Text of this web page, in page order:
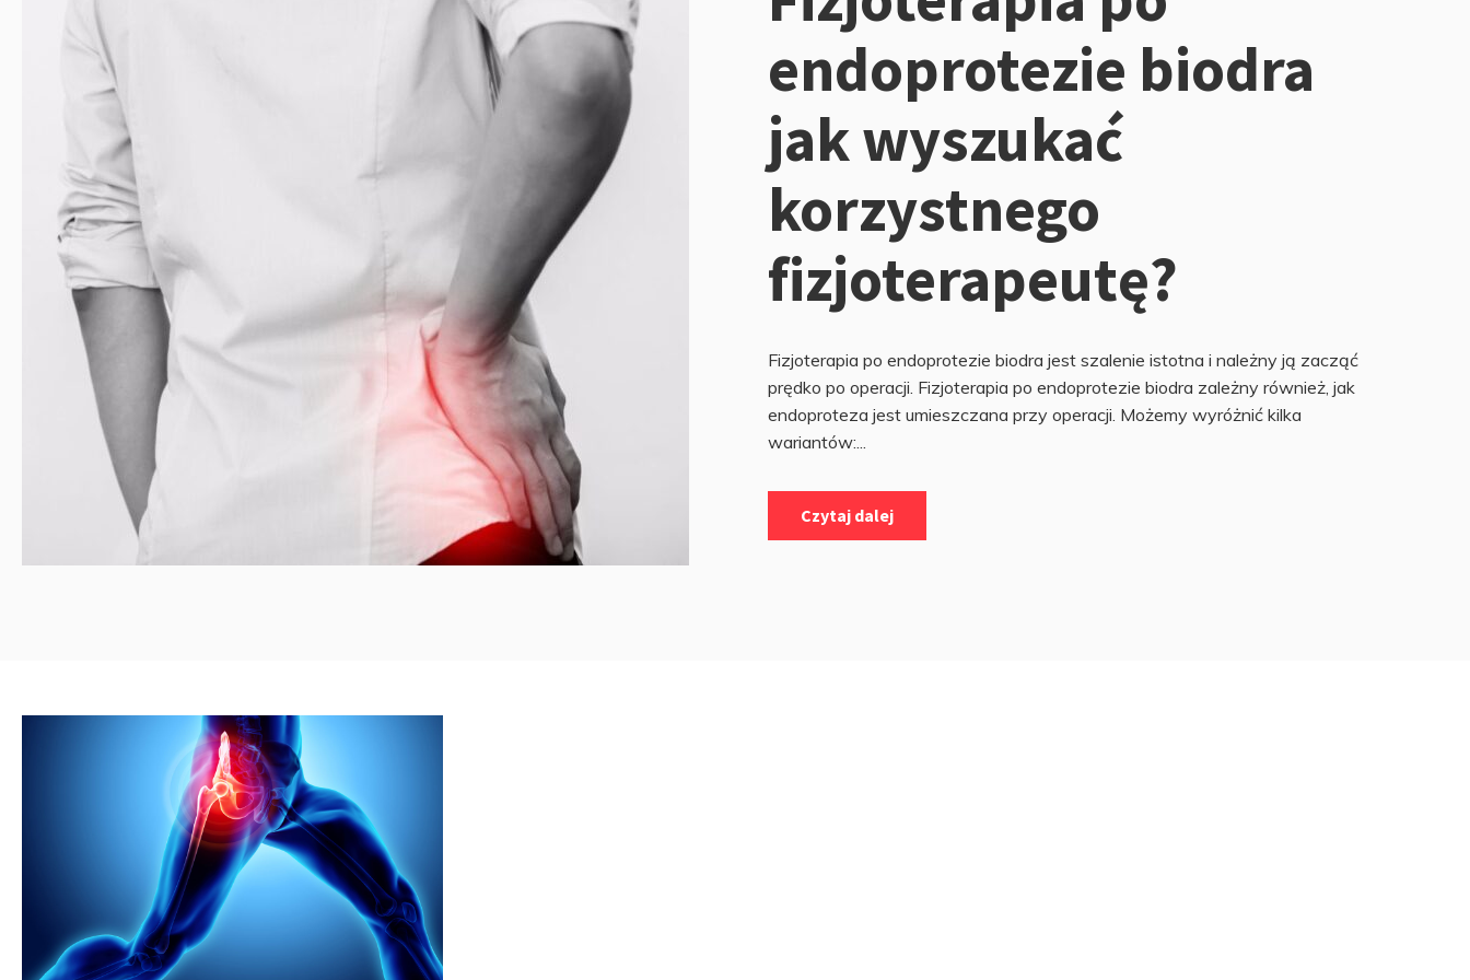
endoprotezie biodra
jak wyszukać
korzystnego
fizjoterapeutę?
Fizjoterapia po endoprotezie biodra jest szalenie istotna i należny ją zacząć
prędko po operacji. Fizjoterapia po endoprotezie biodra zależny również, jak
endoproteza jest umieszczana przy operacji. Możemy wyróżnić kilka
wariantów:...
Czytaj dalej